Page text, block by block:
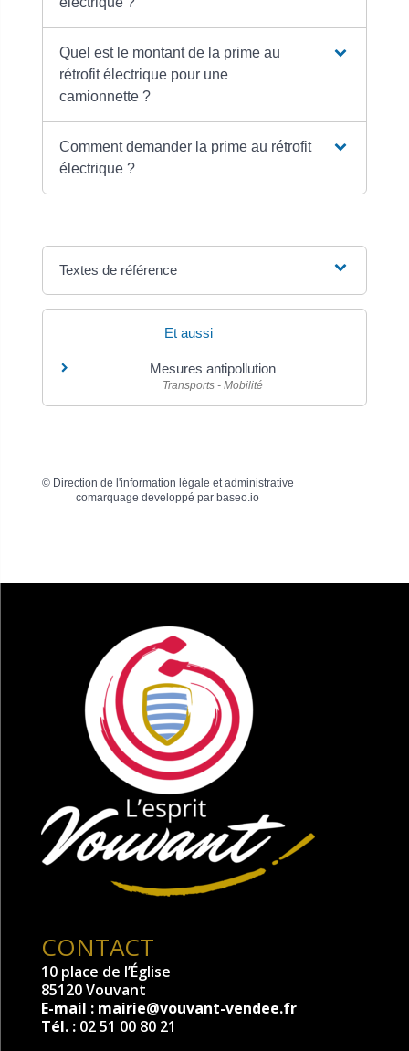
Quel est le montant de la prime au
rétrofit électrique pour une
camionnette ?
Comment demander la prime au rétrofit
électrique ?
Textes de référence
Et aussi
Mesures antipollution
Transports - Mobilité
© Direction de l'information légale et administrative
comarquage developpé parbaseo.io
CONTACT
10 place de l’Église
85120 Vouvant
E-mail : mairie@vouvant-vendee.fr
Tél. : 02 51 00 80 21